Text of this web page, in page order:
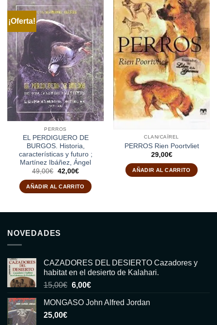
¡Oferta!
PERROS
EL PERDIGUERO DE
BURGOS. Historia,
características y futuro ;
Martínez Ibáñez, Ángel
49,00€ El
original
era:
42,00€El
actual
es:
AÑADIR AL CARRITO
CLAN/CAÏREL
PERROS Rien Poortvliet
29,00€
AÑADIR AL CARRITO
NOVEDADES
CAZADORES DEL DESIERTO Cazadores y
habitat en el desierto de Kalahari.
15,00€ El
original
6,00€El
actual
MONGASO John Alfred Jordan
25,00€